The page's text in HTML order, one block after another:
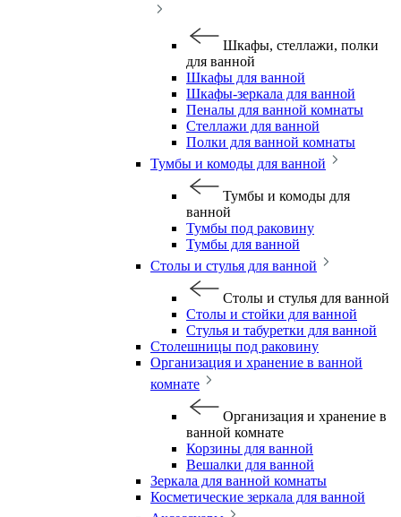
Шкафы, стеллажи, полки
для ванной
Шкафы для ванной
Шкафы-зеркала для ванной
Пеналы для ванной комнаты
Стеллажи для ванной
Полки для ванной комнаты
Тумбы и комоды для ванной
Тумбы и комоды для
ванной
Тумбы под раковину
Тумбы для ванной
Столы и стулья для ванной
Столы и стулья для ванной
Столы и стойки для ванной
Стулья и табуретки для ванной
Столешницы под раковину
Организация и хранение в ванной
комнате
Организация и хранение в
ванной комнате
Корзины для ванной
Вешалки для ванной
Зеркала для ванной комнаты
Косметические зеркала для ванной